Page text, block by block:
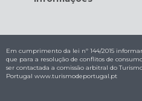
Em cumprimento da lei nº 144/2015
que para a resolução de conflitos de
ser contactada a comissão arbitral do
Portugal www.turismodeportugal.pt